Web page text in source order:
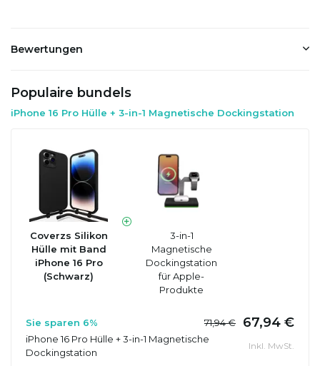
Bewertungen
Populaire bundels
iPhone 16 Pro Hülle + 3-in-1 Magnetische Dockingstation
Coverzs Silikon
Hülle mit Band
iPhone 16 Pro
(Schwarz)
3-in-1
Magnetische
Dockingstation
für Apple-
Produkte
Sie sparen 6% 71,94 € 67,94 €
iPhone 16 Pro Hülle + 3-in-1 Magnetische
Dockingstation
Inkl. MwSt.